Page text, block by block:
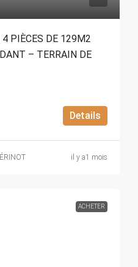
PIÈCES DE 129M2
– TERRAIN DE
Details
il y a1 mois
ACHETER